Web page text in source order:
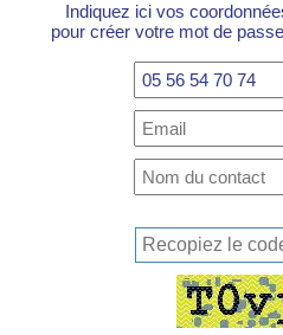
Indiquez ici vos
pour créer votre mot de